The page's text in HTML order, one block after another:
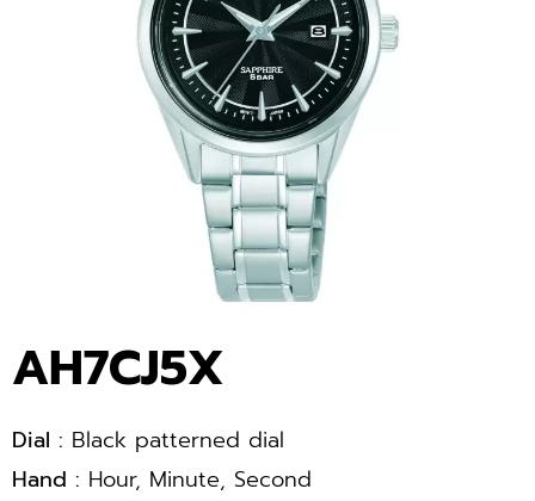
AH7CJ5X
Dial : Black patterned dial
Hand : Hour, Minute, Second